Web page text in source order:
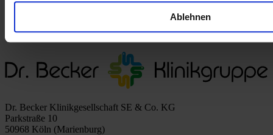
Ablehnen
Reha mit Hund ab Januar in der Dr. Becker Klinik Möhnesee
Dr. Becker Klinikgesellschaft SE & Co. KG
Parkstraße 10
50968 Köln (Marienburg)